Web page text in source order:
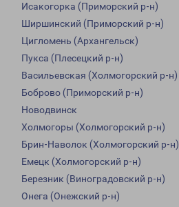
Исакогорка (Приморский р-н)
Ширшинский (Приморский р-н)
Цигломень (Архангельск)
Пукса (Плесецкий р-н)
Васильевская (Холмогорский р-н)
Боброво (Приморский р-н)
Новодвинск
Холмогоры (Холмогорский р-н)
Брин-Наволок (Холмогорский р-н)
Емецк (Холмогорский р-н)
Березник (Виноградовский р-н)
Онега (Онежский р-н)